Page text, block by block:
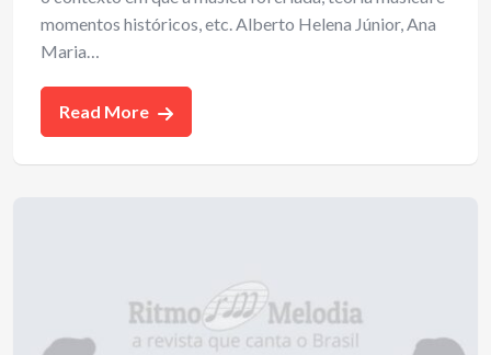
momentos históricos, etc. Alberto Helena Júnior, Ana
Maria…
Read More